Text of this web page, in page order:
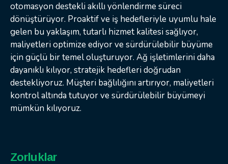
otomasyon destekli akıllı yönlendirme süreci
dönüştürüyor. Proaktif ve iş hedefleriyle uyumlu hale
gelen bu yaklaşım, tutarlı hizmet kalitesi sağlıyor,
maliyetleri optimize ediyor ve sürdürülebilir büyüme
için güçlü bir temel oluşturuyor. Ağ işletimlerini daha
dayanıklı kılıyor, stratejik hedefleri doğrudan
destekliyoruz. Müşteri bağlılığını artırıyor, maliyetleri
kontrol altında tutuyor ve sürdürülebilir büyümeyi
mümkün kılıyoruz.
Zorluklar